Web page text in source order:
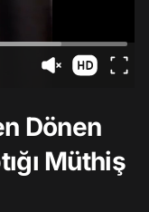
Dönen
Müthiş